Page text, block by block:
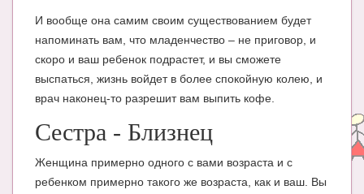
Сотрудничество. Авторам
И вообще она самим своим существованием будет
напоминать вам, что младенчество – не приговор, и
скоро и ваш ребенок подрастет, и вы сможете
выспаться, жизнь войдет в более спокойную колею, и
врач наконец-то разрешит вам выпить кофе.
Сестра - Близнец
Женщина примерно одного с вами возраста и с
ребенком примерно такого же возраста, как и ваш. Вы